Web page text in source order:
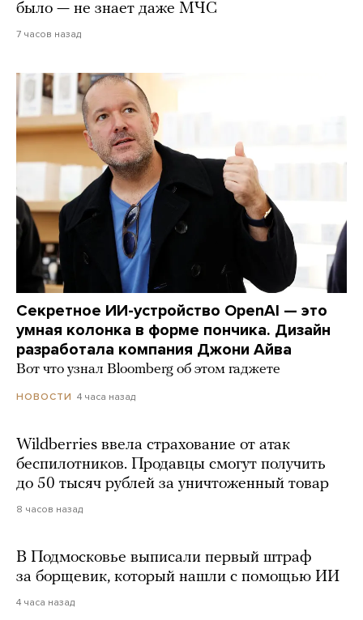
было — не знает даже МЧС
7 часов назад
Секретное ИИ-устройство OpenAI — это
умная колонка в форме пончика. Дизайн
разработала компания Джони Айва
Вот что узнал Bloomberg об этом гаджете
НОВОСТИ 4 часа назад
Wildberries ввела страхование от атак
беспилотников. Продавцы смогут получить
до 50 тысяч рублей за уничтоженный товар
8 часов назад
В Подмосковье выписали первый штраф
за борщевик, который нашли с помощью ИИ
4 часа назад